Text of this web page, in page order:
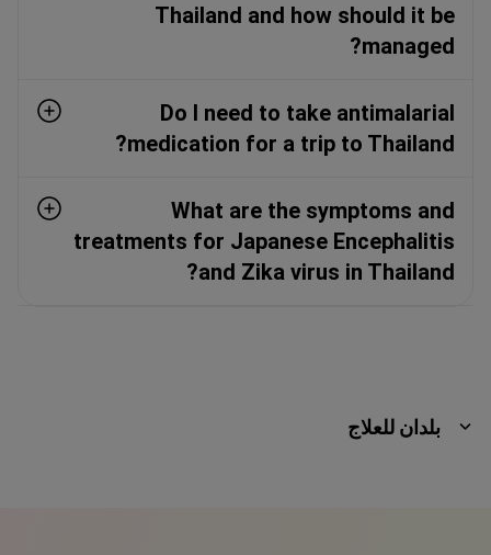
Thailand and how should it be
managed?
Do I need to take antimalarial
medication for a trip to Thailand?
What are the symptoms and
treatments for Japanese Encephalitis
and Zika virus in Thailand?
بلدان للعلاج